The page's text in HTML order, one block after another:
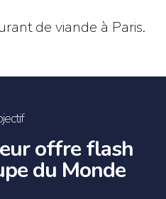
de viande à Paris.
offre flash
du Monde